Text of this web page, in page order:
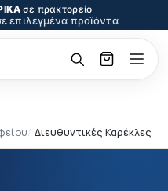
σε πρακτορείο
επιλεγμένα προϊόντα
Διευθυντικές Καρέκλες